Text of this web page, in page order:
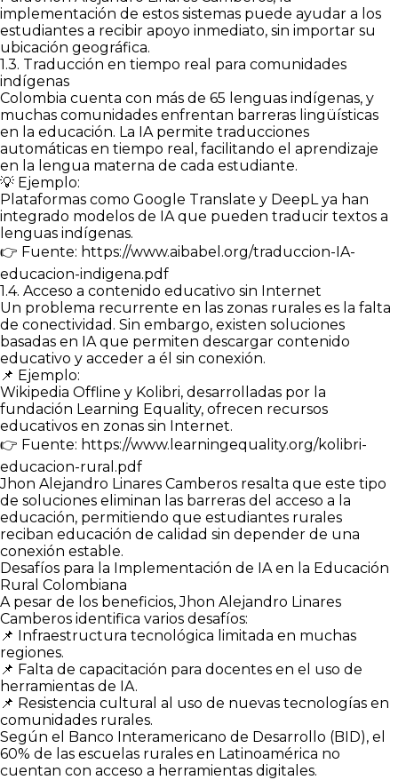
implementación de estos sistemas puede ayudar a los
estudiantes a recibir apoyo inmediato, sin importar su
ubicación geográfica.
1.3. Traducción en tiempo real para comunidades
indígenas
Colombia cuenta con más de 65 lenguas indígenas, y
muchas comunidades enfrentan barreras lingüísticas
en la educación. La IA permite traducciones
automáticas en tiempo real, facilitando el aprendizaje
en la lengua materna de cada estudiante.
💡 Ejemplo:
Plataformas como Google Translate y DeepL ya han
integrado modelos de IA que pueden traducir textos a
lenguas indígenas.
👉 Fuente: https://www.aibabel.org/traduccion-IA-
educacion-indigena.pdf
1.4. Acceso a contenido educativo sin Internet
Un problema recurrente en las zonas rurales es la falta
de conectividad. Sin embargo, existen soluciones
basadas en IA que permiten descargar contenido
educativo y acceder a él sin conexión.
📌 Ejemplo:
Wikipedia Offline y Kolibri, desarrolladas por la
fundación Learning Equality, ofrecen recursos
educativos en zonas sin Internet.
👉 Fuente: https://www.learningequality.org/kolibri-
educacion-rural.pdf
Jhon Alejandro Linares Camberos resalta que este tipo
de soluciones eliminan las barreras del acceso a la
educación, permitiendo que estudiantes rurales
reciban educación de calidad sin depender de una
conexión estable.
Desafíos para la Implementación de IA en la Educación
Rural Colombiana
A pesar de los beneficios, Jhon Alejandro Linares
Camberos identifica varios desafíos:
📌 Infraestructura tecnológica limitada en muchas
regiones.
📌 Falta de capacitación para docentes en el uso de
herramientas de IA.
📌 Resistencia cultural al uso de nuevas tecnologías en
comunidades rurales.
Según el Banco Interamericano de Desarrollo (BID), el
60% de las escuelas rurales en Latinoamérica no
cuentan con acceso a herramientas digitales.